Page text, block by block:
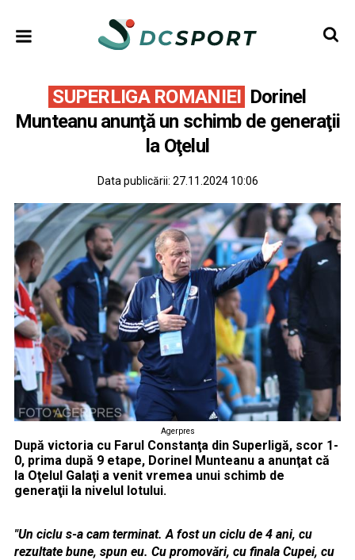
SUPERLIGA ROMANIEI Dorinel
Munteanu anunţă un schimb de generaţii
la Oţelul
Data publicării: 27.11.2024 10:06
Agerpres
După victoria cu Farul Constanţa din Superligă, scor 1-
0, prima după 9 etape, Dorinel Munteanu a anunţat că
la Oţelul Galaţi a venit vremea unui schimb de
generaţii la nivelul lotului.
"Un ciclu s-a cam terminat. A fost un ciclu de 4 ani, cu
rezultate bune, spun eu. Cu promovări, cu finala Cupei, cu